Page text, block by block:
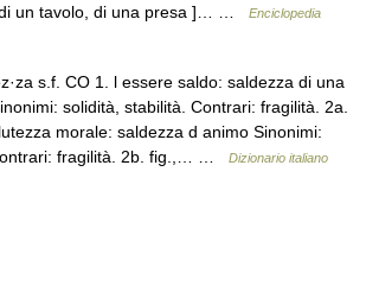
un tavolo, di una presa ]… …
Enciclopedia
s.f. CO 1. l essere saldo: saldezza di una
solidità, stabilità. Contrari: fragilità. 2a.
morale: saldezza d animo Sinonimi:
fragilità. 2b. fig.,… …
Dizionario italiano